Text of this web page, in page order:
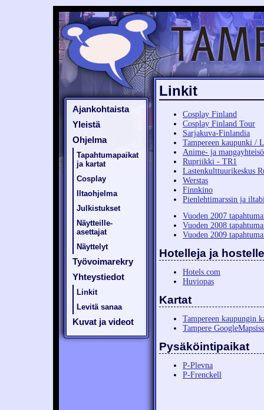
Ajankohtaista
Yleistä
Ohjelma
Tapahtumapaikat
ja kartat
Cosplay
Iltaohjelma
Julkistukset
Näytteille-
asettajat
Näyttelyt
Työvoimarekry
Yhteystiedot
Linkit
Levitä sanaa
Kuvat ja videot
Linkit
Cosplay Finland
Cosplay Finland Tour
Sarjakuva-Finlandia
Tampereen kaupunki /
Anime- ja
Rupriikki - TR1
Lastenkulttuurikeskus
Werstas
Finnkino
Pienlehtimarssin ja
Vuoden 2007
Vuoden 2008
Vuoden 2009
Hotelleja ja
Hotels.com
Huviopas
Kartat
Tampereen kaupungin
Tampere
Pysäköintipaikat
P-Plevna
P-Frenckell